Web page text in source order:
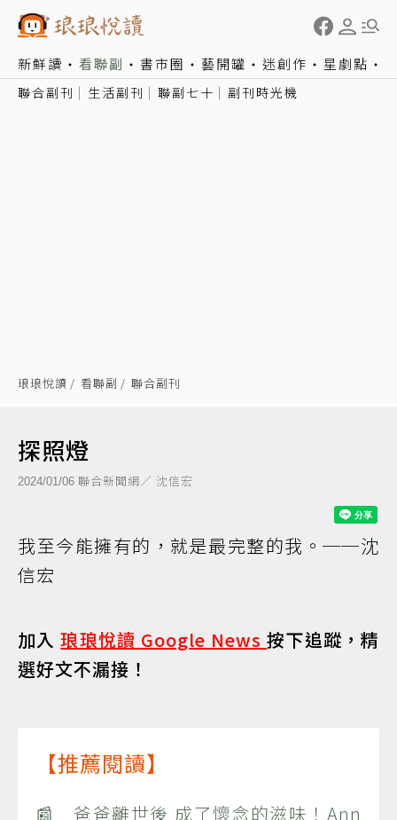
新鮮讀 看聯副 書市圈 藝開罐 迷創作 星劇點
聯合副刊 生活副刊 聯副七十 副刊時光機
琅琅悅讀 看聯副 聯合副刊
探照燈
2024/01/06 聯合新聞網／ 沈信宏
我至今能擁有的，就是最完整的我。──沈
信宏
加入琅琅悅讀 Google News按下追蹤，精
選好文不漏接！
【推薦閱讀】
📰 爸爸離世後 成了懷念的滋味！Ann